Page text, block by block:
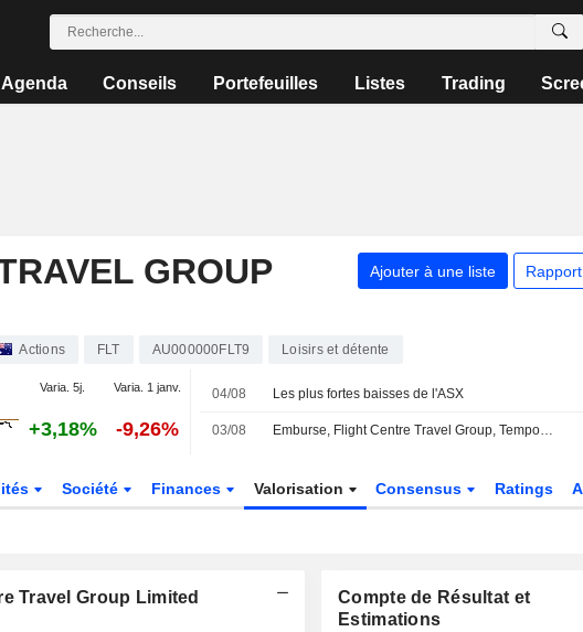
Agenda Conseils Portefeuilles Listes Trading
GROUP
Ajouter à une liste
Actions FLT AU000000FLT9 Loisirs et détente
Varia. 5j. Varia. 1 janv.
+3,18% -9,26%
04/08 Les plus fortes baisses de l'ASX
03/08 Emburse, Flight Centre Travel Group, TempoTrip, World Travel, Inc. et Mastercard étendent l'écosystème ouvert de gestion des voyages et frais professionnels
Société Finances Valorisation Consensus Ratings
Travel Group Limited
Compte de Résultat et
Estimations